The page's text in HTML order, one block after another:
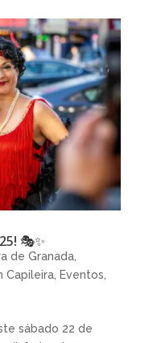
🎭✨
de Granada,
Capileira, Eventos
sábado 22 de